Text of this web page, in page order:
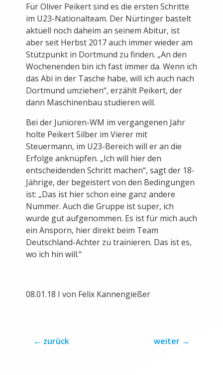
Für Oliver Peikert sind es die ersten Schritte
im U23-Nationalteam. Der Nürtinger bastelt
aktuell noch daheim an seinem Abitur, ist
aber seit Herbst 2017 auch immer wieder am
Stützpunkt in Dortmund zu finden. „An den
Wochenenden bin ich fast immer da. Wenn ich
das Abi in der Tasche habe, will ich auch nach
Dortmund umziehen“, erzählt Peikert, der
dann Maschinenbau studieren will.
Bei der Junioren-WM im vergangenen Jahr
holte Peikert Silber im Vierer mit
Steuermann, im U23-Bereich will er an die
Erfolge anknüpfen. „Ich will hier den
entscheidenden Schritt machen“, sagt der 18-
Jährige, der begeistert von den Bedingungen
ist: „Das ist hier schon eine ganz andere
Nummer. Auch die Gruppe ist super, ich
wurde gut aufgenommen. Es ist für mich auch
ein Ansporn, hier direkt beim Team
Deutschland-Achter zu trainieren. Das ist es,
wo ich hin will.“
08.01.18 I von Felix Kannengießer
← zurück weiter →